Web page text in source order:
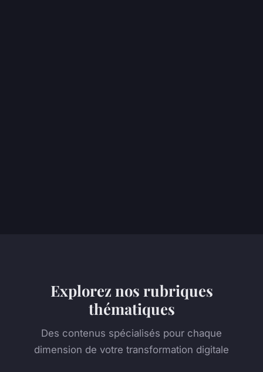
Explorez nos rubriques
thématiques
Des contenus spécialisés pour chaque
dimension de votre transformation digitale